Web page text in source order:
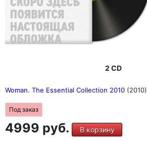
2 CD
Woman. The Essential Collection 2010 (2010)
Под заказ
4999 руб. В корзину